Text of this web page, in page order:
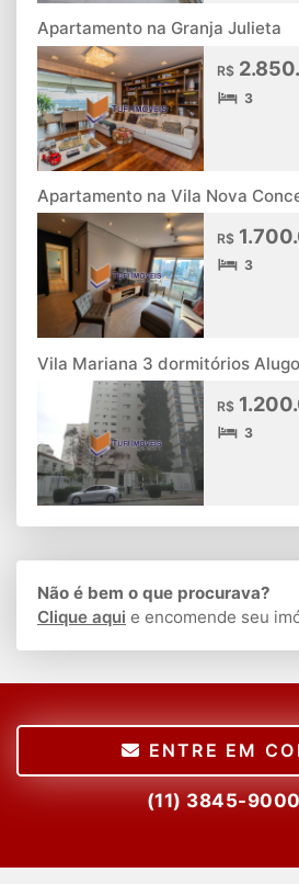
Apartamento na Granja Julieta
R$
3
Apartamento na Vila Nova
R$
3
Vila Mariana 3 dormitórios
R$
3
Não é bem o que procurava?
Clique aqui e encomende seu
ENTRE EM
(11) 3845-9000